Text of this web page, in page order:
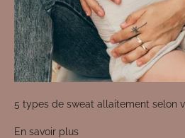
5 types de sweat allaitement selon
En savoir plus